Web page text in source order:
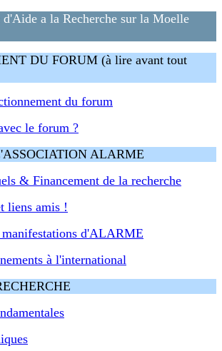
a la Recherche sur la Moelle
DU FORUM (à lire avant tout
du forum
le forum ?
ALARME
& Financement de la recherche
liens amis !
d'ALARME
à l'international